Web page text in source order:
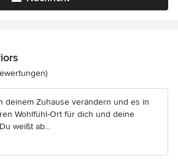
5 von 5 Sternen
deinem Zuhause verändern und es in
Wohlfühl-Ort für dich und deine
weißt ab...